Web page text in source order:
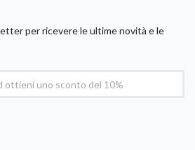
per ricevere le ultime novità e le